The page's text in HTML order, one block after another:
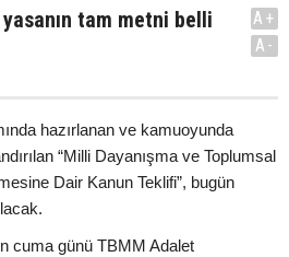
tam metni belli
A+
A-
hazırlanan ve kamuoyunda
“Milli Dayanışma ve Toplumsal
Dair Kanun Teklifi”, bugün
cuma günü TBMM Adalet